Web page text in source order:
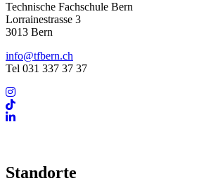
Technische Fachschule Bern
Lorrainestrasse 3
3013 Bern
info@tfbern.ch
Tel 031 337 37 37
Standorte